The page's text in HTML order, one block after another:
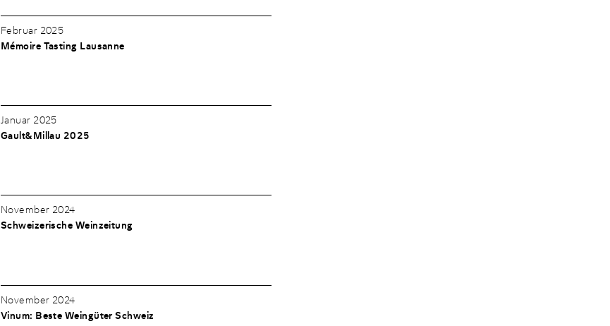
Februar 2025
Mémoire Tasting Lausanne
Januar 2025
Gault&Millau 2025
November 2024
Schweizerische Weinzeitung
November 2024
Vinum: Beste Weingüter Schweiz